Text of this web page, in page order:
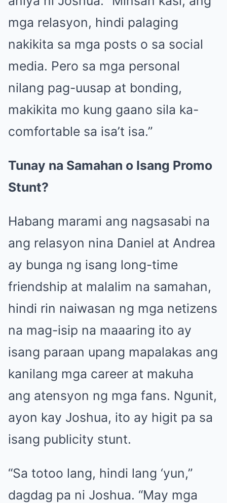
mga relasyon, hindi palaging
nakikita sa mga posts o sa social
media. Pero sa mga personal
nilang pag-uusap at bonding,
makikita mo kung gaano sila ka-
comfortable sa isa’t isa.”
Tunay na Samahan o Isang Promo
Stunt?
Habang marami ang nagsasabi na
ang relasyon nina Daniel at Andrea
ay bunga ng isang long-time
friendship at malalim na samahan,
hindi rin naiwasan ng mga netizens
na mag-isip na maaaring ito ay
isang paraan upang mapalakas ang
kanilang mga career at makuha
ang atensyon ng mga fans. Ngunit,
ayon kay Joshua, ito ay higit pa sa
isang publicity stunt.
“Sa totoo lang, hindi lang ‘yun,”
dagdag pa ni Joshua. “May mga